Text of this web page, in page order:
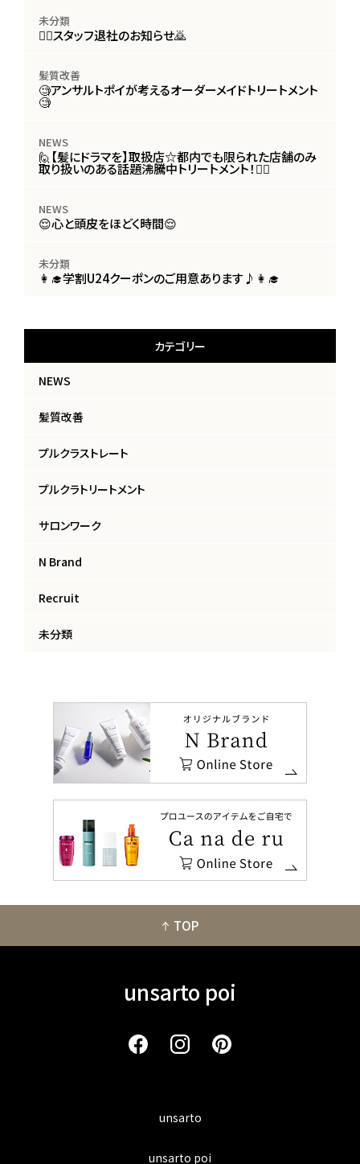
未分類
🙇‍♀️スタッフ退社のお知らせ🙇
髪質改善
🧐アンサルトポイが考えるオーダーメイドトリートメント
🧐
NEWS
🙋【髪にドラマを】取扱店☆都内でも限られた店舗のみ
取り扱いのある話題沸騰中トリートメント！🙋‍♀️
NEWS
😌心と頭皮をほどく時間😌
未分類
👩‍🎓学割U24クーポンのご用意あります♪👩‍🎓
カテゴリー
NEWS
髪質改善
プルクラストレート
プルクラトリートメント
サロンワーク
N Brand
Recruit
未分類
TOP
unsarto poi
unsarto
unsarto poi